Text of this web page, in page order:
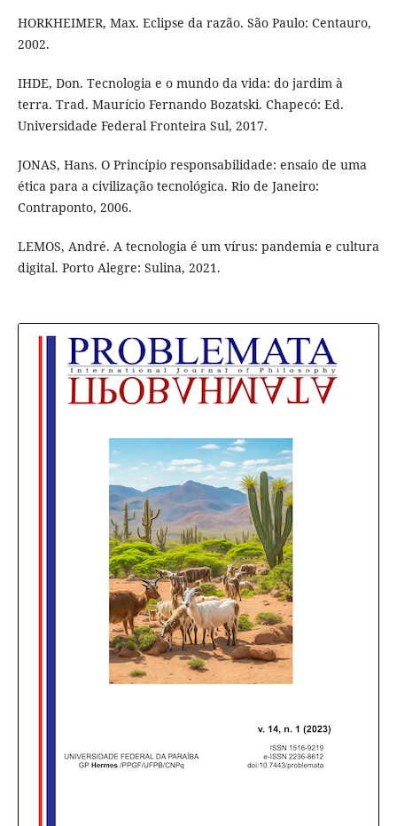
HORKHEIMER, Max. Eclipse da razão. São Paulo: Centauro,
2002.
IHDE, Don. Tecnologia e o mundo da vida: do jardim à
terra. Trad. Maurício Fernando Bozatski. Chapecó: Ed.
Universidade Federal Fronteira Sul, 2017.
JONAS, Hans. O Princípio responsabilidade: ensaio de uma
ética para a civilização tecnológica. Rio de Janeiro:
Contraponto, 2006.
LEMOS, André. A tecnologia é um vírus: pandemia e cultura
digital. Porto Alegre: Sulina, 2021.